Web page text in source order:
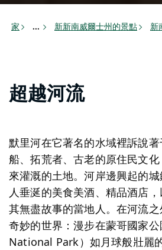
家 ... 新新南威爾士州的景點 新
超越河流
默里河在它著名的水域裡訴說
船、拓荒者、古老的原住民文
來灌溉的土地。河岸邊興起的
人垂涎的美食美酒、精品酒店
其無盡故事的當地人。在河流
奇妙的世界：漫步在蒙哥國家
National Park）如月球般壯麗